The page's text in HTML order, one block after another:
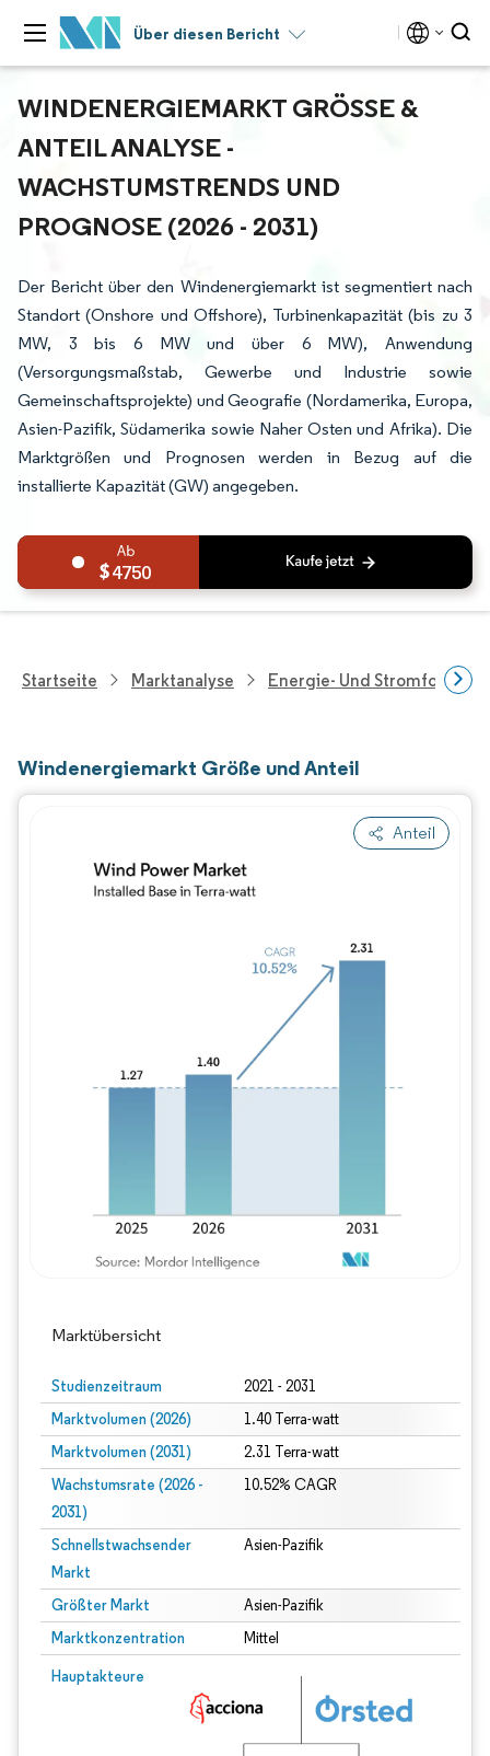
Über diesen Bericht
WINDENERGIEMARKT GRÖSSE & A
NTEIL ANALYSE - W
ACHSTUMSTRENDS UND P
ROGNOSE (2026 - 2031)
Der Bericht über den Windenergiemarkt ist segmentiert nach
Standort (Onshore und Offshore), Turbinenkapazität (bis zu 3
MW, 3 bis 6 MW und über 6 MW), Anwendung
(Versorgungsmaßstab, Gewerbe und Industrie sowie
Gemeinschaftsprojekte) und Geografie (Nordamerika, Europa,
Asien-Pazifik, Südamerika sowie Naher Osten und Afrika). Die
Marktgrößen und Prognosen werden in Bezug auf die
installierte Kapazität (GW) angegeben.
4750
Startseite Marktanalyse Energie- Und
Windenergiemarkt Größe und Anteil
Anteil
Marktübersicht
Studienzeitraum 2021 - 2031
Marktvolumen (2026) 1.40 Terra-watt
Marktvolumen (2031) 2.31 Terra-watt
Wachstumsrate (2026 -
2031)
10.52% CAGR
Schnellstwachsender
Markt
Asien-Pazifik
Größter Markt Asien-Pazifik
Marktkonzentration Mittel
Hauptakteure
Bild © Mordor Intelligence. Wiederverwendung erfordert Namensnennung
Bild © Mordor Intelligence.